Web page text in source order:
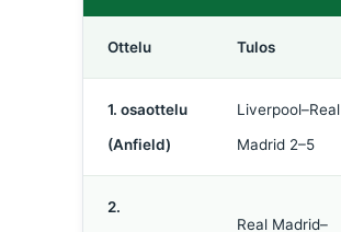
Ottelu Tulos
1. osaottelu
(Anfield)
Liverpool–Real
Madrid 2–5
2.
Real Madrid–